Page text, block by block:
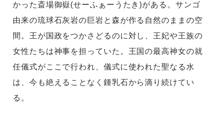
かった斎場御嶽(せーふぁーうたき)がある。サンゴ
由来の琉球石灰岩の巨岩と森が作る自然のままの空
間。王が国政をつかさどるのに対し、王妃や王族の
女性たちは神事を担っていた。王国の最高神女の就
任儀式がここで行われ、儀式に使われた聖なる水
は、今も絶えることなく鍾乳石から滴り続けてい
る。